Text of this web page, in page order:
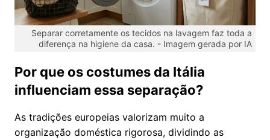
Separar corretamente os tecidos na lavagem faz toda a
diferença na higiene da casa. - Imagem gerada por IA
Por que os costumes da Itália
influenciam essa separação?
As tradições europeias valorizam muito a
organização doméstica rigorosa, dividindo as